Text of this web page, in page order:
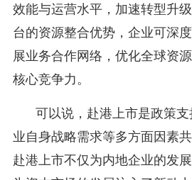
效能与运营水平，加速转型升
台的资源整合优势，企业可深
展业务合作网络，优化全球资
核心竞争力。
可以说，赴港上市是政策
业自身战略需求等多方面因素
赴港上市不仅为内地企业的发